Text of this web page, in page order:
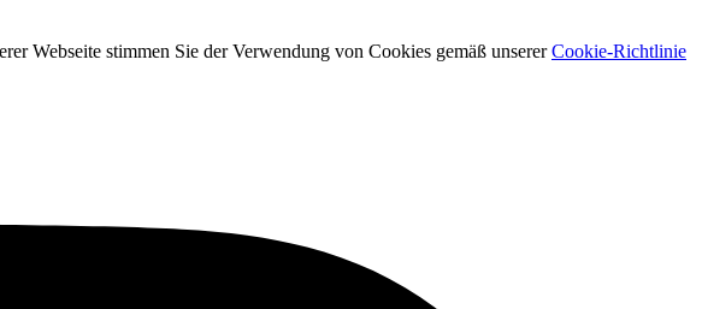
Webseite stimmen Sie der Verwendung von Cookies gemäß unsererCookie-Richtlinie